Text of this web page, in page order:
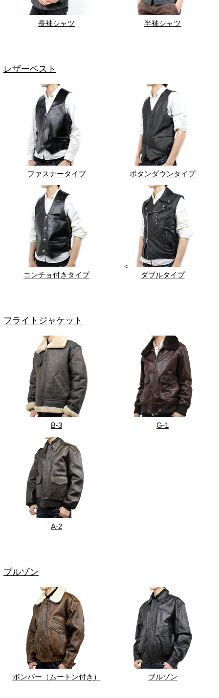
長袖シャツ 半袖シャツ
レザーベスト
ファスナータイプ ボタンダウンタイプ
コンチョ付きタイプ
<
ダブルタイプ
フライトジャケット
B-3 G-1
A-2
ブルゾン
ボンバー（ムートン付き） ブルゾン